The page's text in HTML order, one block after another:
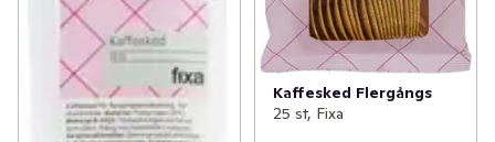
Kaffesked Flergångs
25 st, Fixa